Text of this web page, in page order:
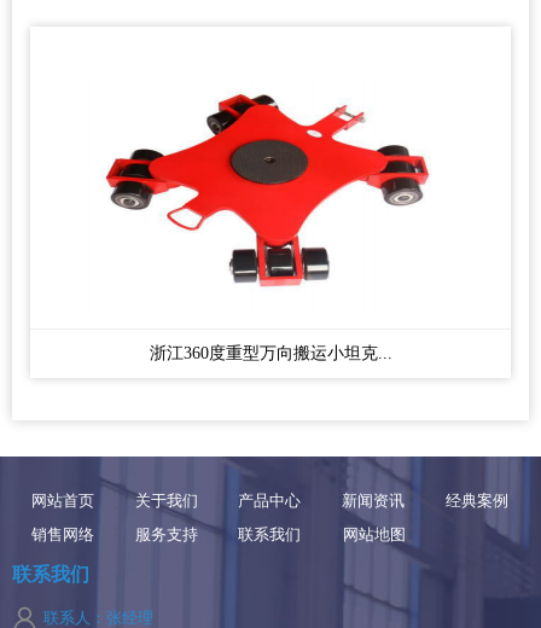
浙江360度重型万向搬运小坦克...
网站首页 关于我们 产品中心 新闻资讯
经典案例
销售网络
服务支持 联系我们 网站地图
联系我们
联系人：张经理